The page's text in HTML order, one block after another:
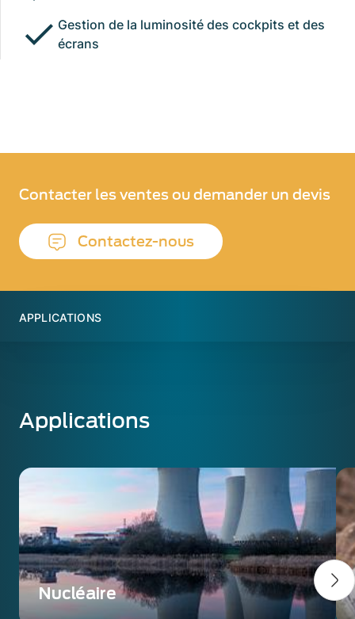
Gestion de la luminosité des cockpits et des
écrans
Contacter les ventes ou demander un devis
Contactez-nous
APPLICATIONS
Applications
Nucléaire